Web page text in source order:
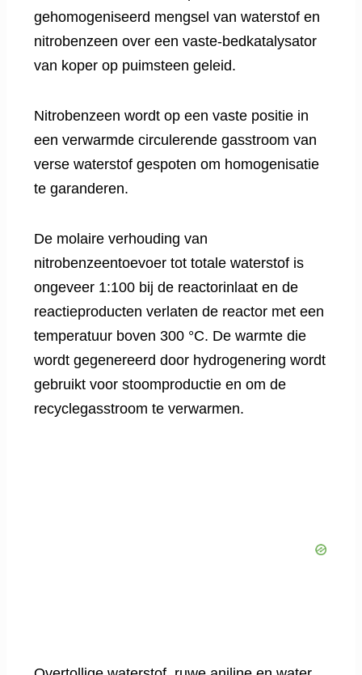
gehomogeniseerd mengsel van waterstof en
nitrobenzeen over een vaste-bedkatalysator
van koper op puimsteen geleid.
Nitrobenzeen wordt op een vaste positie in
een verwarmde circulerende gasstroom van
verse waterstof gespoten om homogenisatie
te garanderen.
De molaire verhouding van
nitrobenzeentoevoer tot totale waterstof is
ongeveer 1:100 bij de reactorinlaat en de
reactieproducten verlaten de reactor met een
temperatuur boven 300 °C. De warmte die
wordt gegenereerd door hydrogenering wordt
gebruikt voor stoomproductie en om de
recyclegasstroom te verwarmen.